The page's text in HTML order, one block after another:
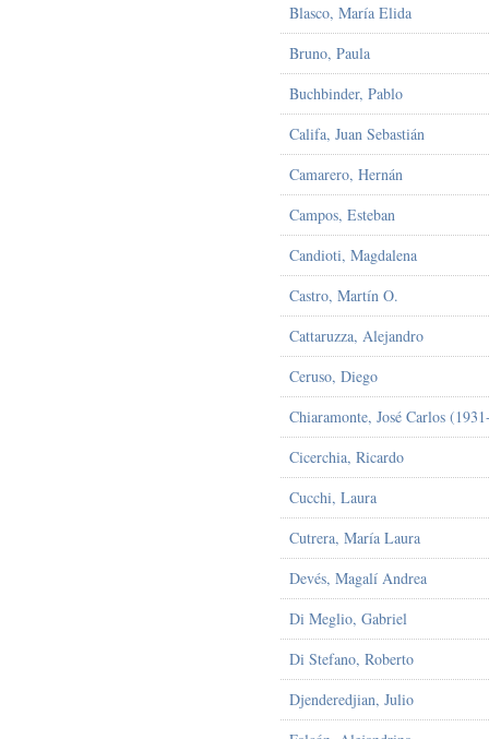
Blasco, María Elida
Bruno, Paula
Buchbinder, Pablo
Califa, Juan Sebastián
Camarero, Hernán
Campos, Esteban
Candioti, Magdalena
Castro, Martín O.
Cattaruzza, Alejandro
Ceruso, Diego
Chiaramonte, José Carlos
Cicerchia, Ricardo
Cucchi, Laura
Cutrera, María Laura
Devés, Magalí Andrea
Di Meglio, Gabriel
Di Stefano, Roberto
Djenderedjian, Julio